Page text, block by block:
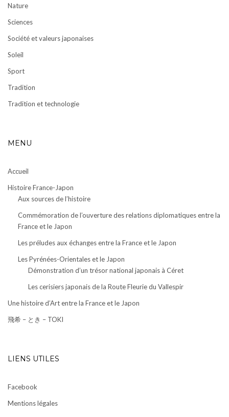
Nature
Sciences
Société et valeurs japonaises
Soleil
Sport
Tradition
Tradition et technologie
MENU
Accueil
Histoire France-Japon
Aux sources de l’histoire
Commémoration de l’ouverture des relations diplomatiques entre la
France et le Japon
Les préludes aux échanges entre la France et le Japon
Les Pyrénées-Orientales et le Japon
Démonstration d’un trésor national japonais à Céret
Les cerisiers japonais de la Route Fleurie du Vallespir
Une histoire d’Art entre la France et le Japon
飛希 – とき – TOKI
LIENS UTILES
Facebook
Mentions légales